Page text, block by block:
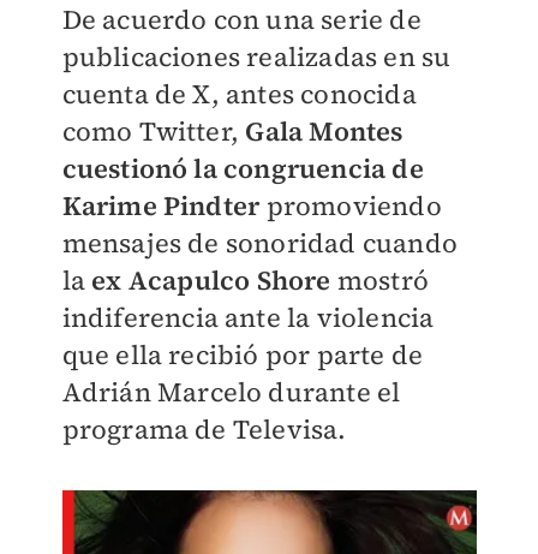
De acuerdo con una serie de
publicaciones realizadas en su
cuenta de X, antes conocida
como Twitter, Gala Montes
cuestionó la congruencia de
Karime Pindterpromoviendo
mensajes de sonoridad cuando
la ex Acapulco Shore mostró
indiferencia ante la violencia
que ella recibió por parte de
Adrián Marcelo durante el
programa de Televisa.